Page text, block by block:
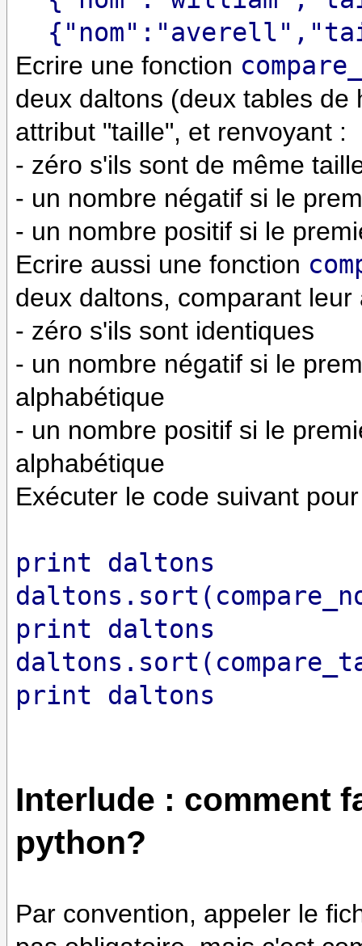
Ecrire une fonction
deux daltons (deux tables
attribut "taille", et renvoyant :
- zéro s'ils sont de même
- un nombre négatif si le
- un nombre positif si le
Ecrire aussi une fonction
deux daltons, comparant
- zéro s'ils sont identiques
- un nombre négatif si le
alphabétique
- un nombre positif si le
alphabétique
Exécuter le code suivant
print daltons
print daltons
print daltons
Interlude : comment
python?
Par convention, appeler le